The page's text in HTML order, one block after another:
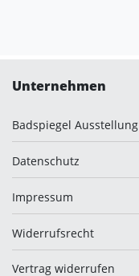
Unternehmen
Badspiegel Ausstellung
Datenschutz
Impressum
Widerrufsrecht
Vertrag widerrufen